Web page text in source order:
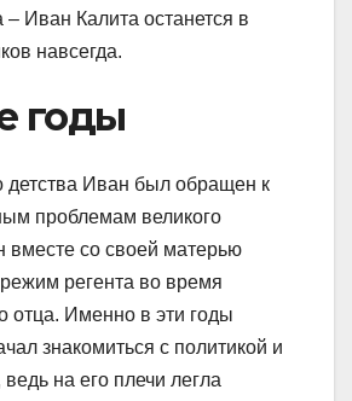
– Иван Калита останется в
навсегда.
годы
детства Иван был обращен к
проблемам великого
вместе со своей матерью
регента во время
отца. Именно в эти годы
знакомиться с политикой и
на его плечи легла